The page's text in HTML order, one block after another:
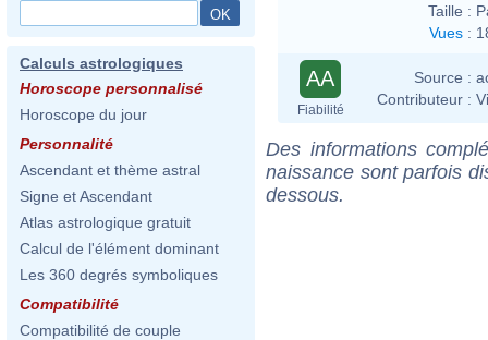
Calculs astrologiques
Horoscope personnalisé
Horoscope du jour
Personnalité
Ascendant et thème astral
Signe et Ascendant
Atlas astrologique gratuit
Calcul de l'élément dominant
Les 360 degrés symboliques
Compatibilité
Compatibilité de couple
Taille :
Vues :
AA
Fiabilité
Source :
Contributeur :
Des informations
naissance sont parfois
dessous.